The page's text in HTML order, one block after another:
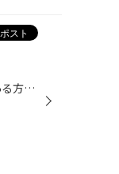
さーいよいよ８月になりました～～！ 夏本番でございます。(*^▽^*)/ お休みがある方も、そうでない方も夏のご予定はお決まりですか？ 私はというと、いまだに具体的な予定が立っておらず、女房、子供から 「どうするんじゃ～～o(`へ’)○」と連日プレッシャーをかけられております。 ちびっ子はみんな...